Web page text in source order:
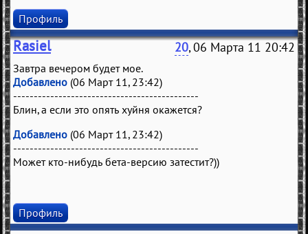
Профиль
Rasiel 20, 06 Марта 11 20:42
Завтра вечером будет мое.
Добавлено (06 Март 11, 23:42)
---------------------------------------------
Блин, а если это опять хуйня окажется?
Добавлено (06 Март 11, 23:42)
---------------------------------------------
Может кто-нибудь бета-версию затестит?))
Профиль